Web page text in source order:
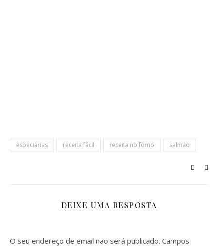
especiarias receita fácil receita no forno salmão
DEIXE UMA RESPOSTA
O seu endereço de email não será publicado. Campos